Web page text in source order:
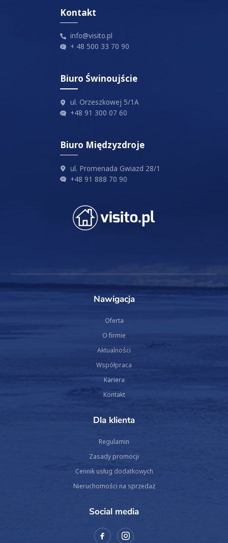
Kontakt
info@visito.pl
+ 48 500 33 70 90
Biuro Świnoujście
ul. Orzeszkowej 5/1A
+48 91 300 07 60
Biuro Międzyzdroje
ul. Promenada Gwiazd 28/1
+48 91 888 70 90
Nawigacja
Oferta
O firmie
Aktualności
Współpraca
Kariera
Kontakt
Dla klienta
Regulamin
Zasady promocji
Cennik usług dodatkowych
Nieruchomości na sprzedaż
Social media